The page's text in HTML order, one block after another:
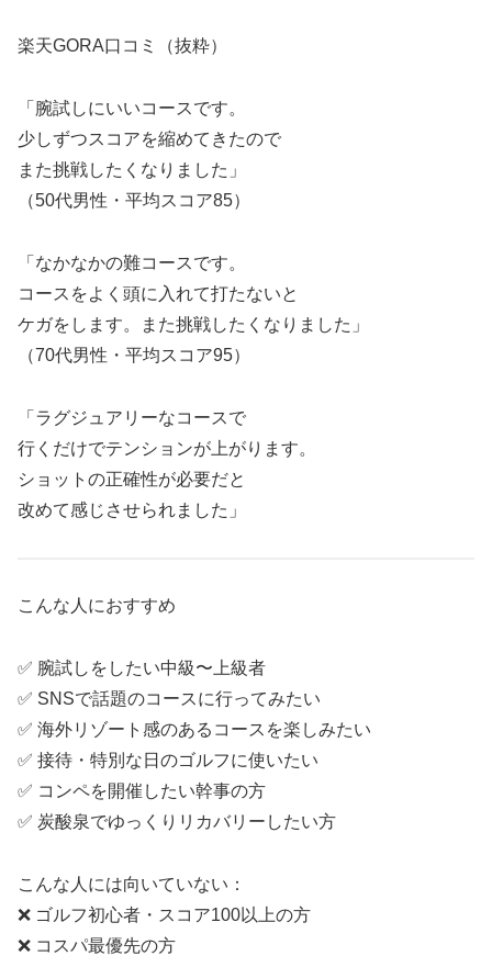
楽天GORA口コミ（抜粋）
「腕試しにいいコースです。
少しずつスコアを縮めてきたので
また挑戦したくなりました」
（50代男性・平均スコア85）
「なかなかの難コースです。
コースをよく頭に入れて打たないと
ケガをします。また挑戦したくなりました」
（70代男性・平均スコア95）
「ラグジュアリーなコースで
行くだけでテンションが上がります。
ショットの正確性が必要だと
改めて感じさせられました」
こんな人におすすめ
✅ 腕試しをしたい中級〜上級者
✅ SNSで話題のコースに行ってみたい
✅ 海外リゾート感のあるコースを楽しみたい
✅ 接待・特別な日のゴルフに使いたい
✅ コンペを開催したい幹事の方
✅ 炭酸泉でゆっくりリカバリーしたい方
こんな人には向いていない：
❌ ゴルフ初心者・スコア100以上の方
❌ コスパ最優先の方